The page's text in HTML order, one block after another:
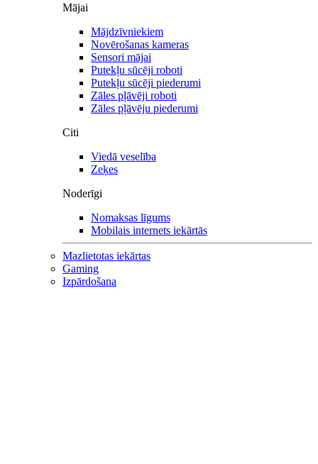
Mājai
Mājdzīvniekiem
Novērošanas kameras
Sensori mājai
Putekļu sūcēji roboti
Putekļu sūcēji piederumi
Zāles pļāvēji roboti
Zāles pļāvēju piederumi
Citi
Viedā veselība
Zeķes
Noderīgi
Nomaksas līgums
Mobilais internets iekārtās
Mazlietotas iekārtas
Gaming
Izpārdošana